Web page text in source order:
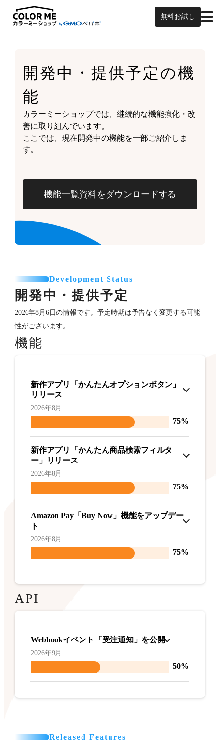
無料お試し
開発中・提供予定の機
能
カラーミーショップでは、継続的な機能強化・改
善に取り組んでいます。
ここでは、現在開発中の機能を一部ご紹介しま
す。
機能一覧資料をダウンロードする
Development Status
開発中・提供予定
2026年8月6日の情報です。予定時期は予告なく変更する可能
性がございます。
機能
新作アプリ「かんたんオプションボタン」
リリース
2026年8月
75%
新作アプリ「かんたん商品検索フィルタ
ー」リリース
2026年8月
75%
Amazon Pay「Buy Now」機能をアップデー
ト
2026年8月
75%
API
Webhookイベント「受注通知」を公開
2026年9月
50%
Released Features